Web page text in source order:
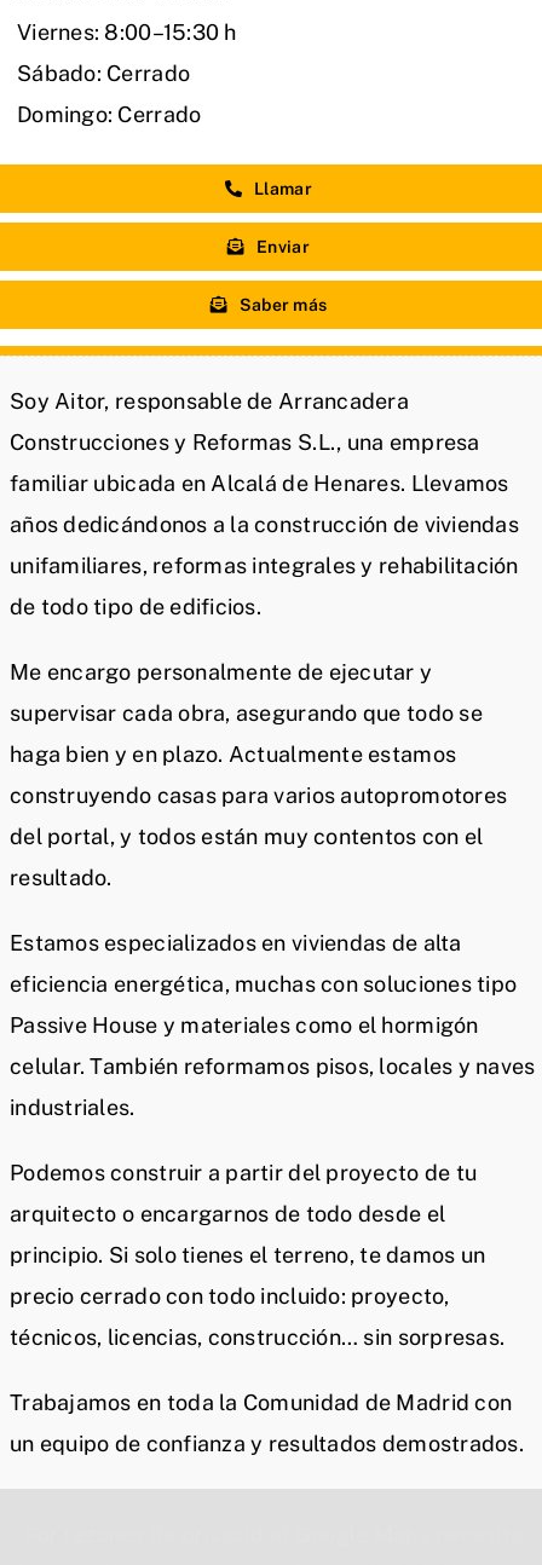
Soy Aitor, responsable de Arrancadera
Construcciones y Reformas S.L., una empresa
familiar ubicada en Alcalá de Henares. Llevamos
años dedicándonos a la construcción de viviendas
unifamiliares, reformas integrales y rehabilitación
de todo tipo de edificios.
Me encargo personalmente de ejecutar y
supervisar cada obra, asegurando que todo se
haga bien y en plazo. Actualmente estamos
construyendo casas para varios autopromotores
del portal, y todos están muy contentos con el
resultado.
Estamos especializados en viviendas de alta
eficiencia energética, muchas con soluciones tipo
Passive House y materiales como el hormigón
celular. También reformamos pisos, locales y naves
industriales.
Podemos construir a partir del proyecto de tu
arquitecto o encargarnos de todo desde el
principio. Si solo tienes el terreno, te damos un
precio cerrado con todo incluido: proyecto,
técnicos, licencias, construcción… sin sorpresas.
Trabajamos en toda la Comunidad de Madrid con
un equipo de confianza y resultados demostrados.
Viernes: 8:00–15:30 h
Sábado: Cerrado
Domingo: Cerrado
Llamar
Enviar
Saber más